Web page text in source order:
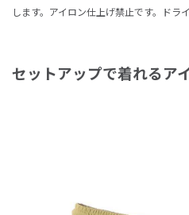
します。アイロン仕上げ禁止です。ドラ
セットアップで着れるア